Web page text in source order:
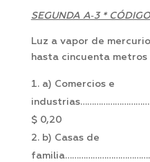
SEGUNDA A‑3 *
Luz a vapor de
hasta cincuenta metros
a) Comercios e
$ 0,20
b) Casas de